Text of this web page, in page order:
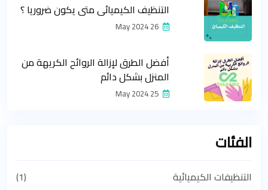
التنظيف الكيميائي متى يكون ضروريا ؟
أفضل الطرق لإزالة الروائح الكريهة من
المنزل بشكل دائم
الفئات
التنظيفات الكيميائية
(1)